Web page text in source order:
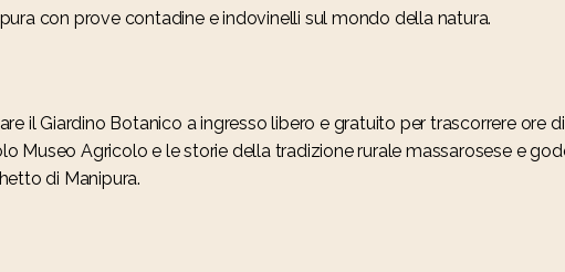
con prove contadine e indovinelli sul mondo della natura.
il Giardino Botanico a ingresso libero e gratuito per trascorrere ore
Museo Agricolo e le storie della tradizione rurale massarosese e
di Manipura.